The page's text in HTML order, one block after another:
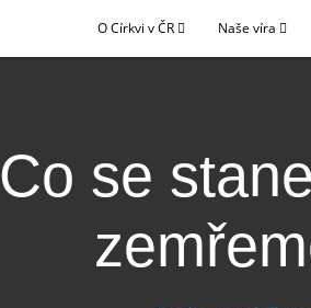
O Církvi v ČR Naše víra
Co se